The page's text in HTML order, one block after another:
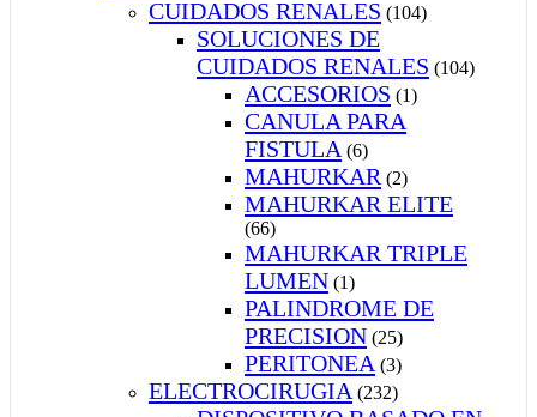
CUIDADOS RENALES (104)
SOLUCIONES DE
CUIDADOS RENALES (104)
ACCESORIOS (1)
CANULA PARA
FISTULA (6)
MAHURKAR (2)
MAHURKAR ELITE
(66)
MAHURKAR TRIPLE
LUMEN (1)
PALINDROME DE
PRECISION (25)
PERITONEA (3)
ELECTROCIRUGIA (232)